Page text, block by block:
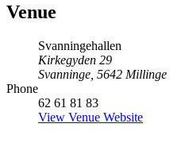
Venue
Svanningehallen
Kirkegyden 29
Svanninge 5642 Millinge
Phone
62 61 81 83
View Venue Website